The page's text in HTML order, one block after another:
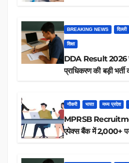
BREAKING NEWS दिल्ली
शिक्षा
DDA Result 2026
प्राधिकरण की बड़ी
नौकरी भारत मध्य प्रदेश
MPRSB
एपेक्स बैंक में 2,000+